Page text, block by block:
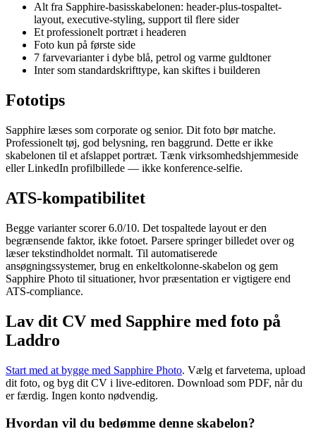
Alt fra Sapphire-basisskabelonen: header-plus-tospaltet-
layout, executive-styling, support til flere sider
Et professionelt portræt i headeren
Foto kun på første side
7 farvevarianter i dybe blå, petrol og varme guldtoner
Inter som standardskrifttype, kan skiftes i builderen
Fototips
Sapphire læses som corporate og senior. Dit foto bør matche.
Professionelt tøj, god belysning, ren baggrund. Dette er ikke
skabelonen til et afslappet portræt. Tænk virksomhedshjemmeside
eller LinkedIn profilbillede — ikke konference-selfie.
ATS-kompatibilitet
Begge varianter scorer 6.0/10. Det tospaltede layout er den
begrænsende faktor, ikke fotoet. Parsere springer billedet over og
læser tekstindholdet normalt. Til automatiserede
ansøgningssystemer, brug en enkeltkolonne-skabelon og gem
Sapphire Photo til situationer, hvor præsentation er vigtigere end
ATS-compliance.
Lav dit CV med Sapphire med foto på
Laddro
Start med at bygge med Sapphire Photo. Vælg et farvetema, upload
dit foto, og byg dit CV i live-editoren. Download som PDF, når du
er færdig. Ingen konto nødvendig.
Hvordan vil du bedømme denne skabelon?